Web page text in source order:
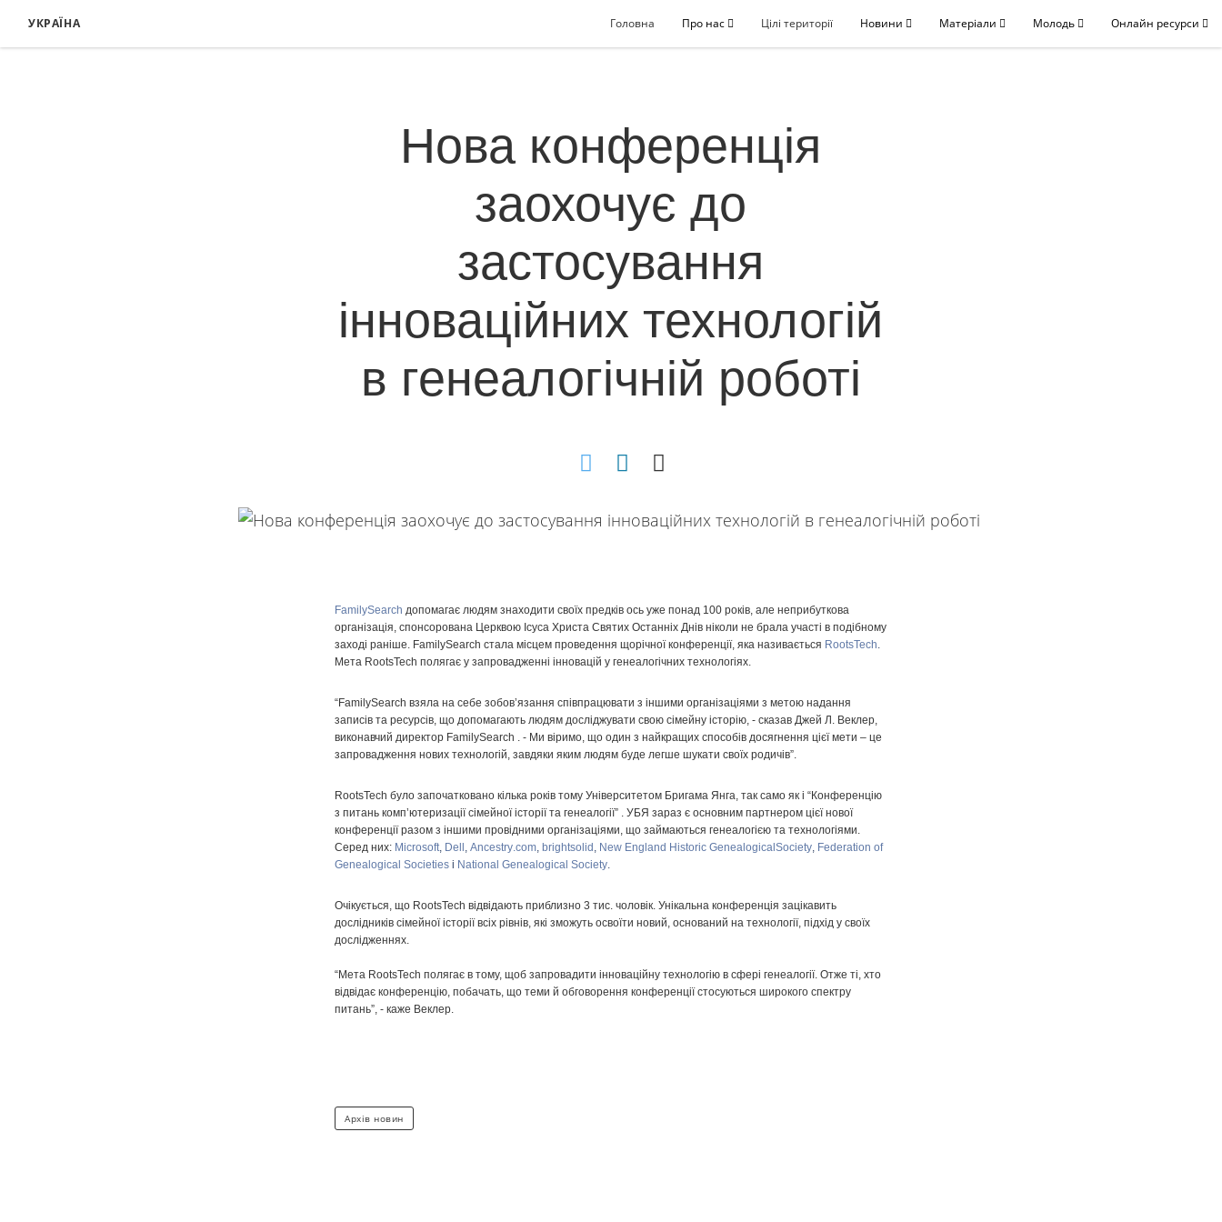
УКРАЇНА Головна Про нас Цілі території Новини Матеріали Молодь Онлайн ресурси
Нова конференція
заохочує до
застосування
інноваційних технологій
в генеалогічній роботі
FamilySearch допомагає людям знаходити своїх предків ось уже понад 100 років, але неприбуткова
організація, спонсорована Церквою Ісуса Христа Святих Останніх Днів ніколи не брала участі в подібному
заході раніше. FamilySearch стала місцем проведення щорічної конференції, яка називається RootsTech.
Мета RootsTech полягає у запровадженні інновацій у генеалогічних технологіях.
“FamilySearch взяла на себе зобов’язання співпрацювати з іншими організаціями з метою надання
записів та ресурсів, що допомагають людям досліджувати свою сімейну історію, - сказав Джей Л. Веклер,
виконавчий директор FamilySearch . - Ми віримо, що один з найкращих способів досягнення цієї мети – це
запровадження нових технологій, завдяки яким людям буде легше шукати своїх родичів”.
RootsTech було започатковано кілька років тому Університетом Бригама Янга, так само як і “Конференцію
з питань комп’ютеризації сімейної історії та генеалогії” . УБЯ зараз є основним партнером цієї нової
конференції разом з іншими провідними організаціями, що займаються генеалогією та технологіями.
Серед них: Microsoft, Dell , Ancestry.com, brightsolid , New England Historic GenealogicalSociety, Federation of
Genealogical Societies і National Genealogical Society.
Очікується, що RootsTech відвідають приблизно 3 тис. чоловік. Унікальна конференція зацікавить
дослідників сімейної історії всіх рівнів, які зможуть освоїти новий, оснований на технології, підхід у своїх
дослідженнях.
“Мета RootsTech полягає в тому, щоб запровадити інноваційну технологію в сфері генеалогії. Отже ті, хто
відвідає конференцію, побачать, що теми й обговорення конференції стосуються широкого спектру
питань”, - каже Веклер.
Архів новин